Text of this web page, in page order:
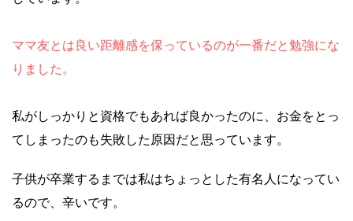
ママ友とは良い距離感を保っているのが一番だと勉強にな
りました。
私がしっかりと資格でもあれば良かったのに、お金をとっ
てしまったのも失敗した原因だと思っています。
子供が卒業するまでは私はちょっとした有名人になってい
るので、辛いです。